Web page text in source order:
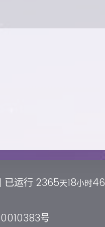
已运行2365天18小时46
号